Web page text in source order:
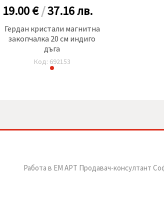
19.00 €/37.16лв.
Гердан кристали магнитна
закопчалка 20 см индиго
дъга
Код: 692153
Работа в ЕМ АРТ Продавач-консултант